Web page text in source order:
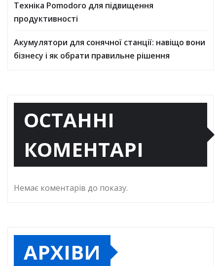
Техніка Pomodoro для підвищення
продуктивності
Акумулятори для сонячної станції: навіщо вони
бізнесу і як обрати правильне рішення
ОСТАННІ
КОМЕНТАРІ
Немає коментарів до показу.
АРХІВИ